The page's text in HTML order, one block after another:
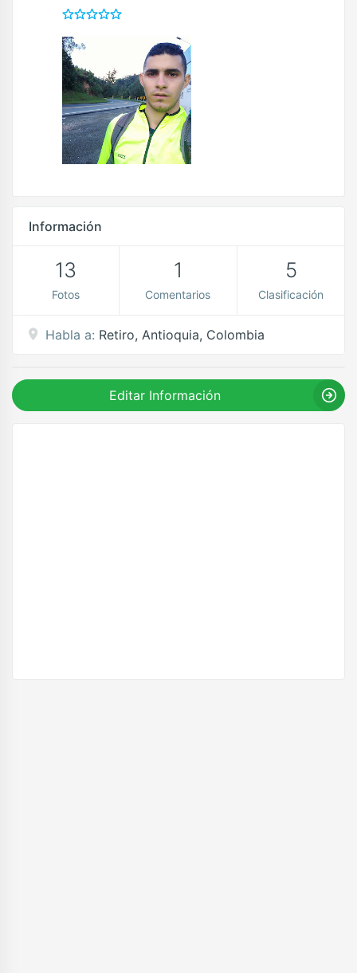
Información
13
Fotos
1
Comentarios
5
Clasificación
Habla a: Retiro, Antioquia, Colombia
Editar Información